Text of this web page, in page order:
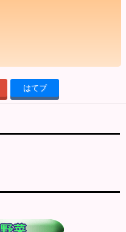
はてブ